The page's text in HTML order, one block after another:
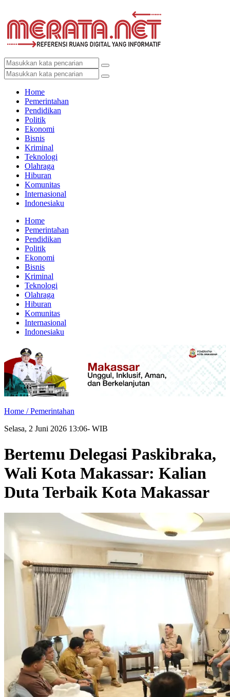
Home
Pemerintahan
Pendidikan
Politik
Ekonomi
Bisnis
Kriminal
Teknologi
Olahraga
Hiburan
Komunitas
Internasional
Indonesiaku
Home
Pemerintahan
Pendidikan
Politik
Ekonomi
Bisnis
Kriminal
Teknologi
Olahraga
Hiburan
Komunitas
Internasional
Indonesiaku
Home /Pemerintahan
Selasa, 2 Juni 2026 13:06- WIB
Bertemu Delegasi Paskibraka,
Wali Kota Makassar: Kalian
Duta Terbaik Kota Makassar